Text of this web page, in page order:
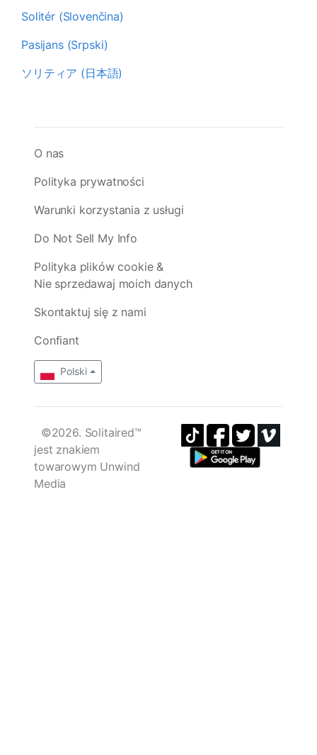
Solitér (Slovenčina)
Pasijans (Srpski)
ソリティア (日本語)
O nas
Polityka prywatności
Warunki korzystania z usługi
Do Not Sell My Info
Polityka plików cookie &
Nie sprzedawaj moich danych
Skontaktuj się z nami
Confiant
Polski
©2026. Solitaired™
jest znakiem
towarowym Unwind
Media